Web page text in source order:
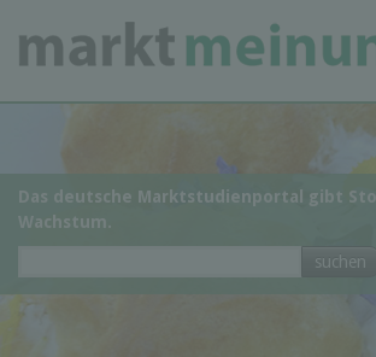
Das deutsche Marktstudienportal gibt
Wachstum.